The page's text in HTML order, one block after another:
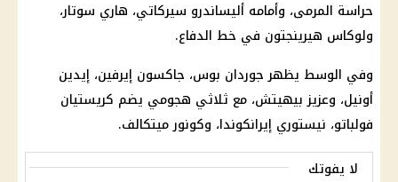
حراسة المرمى، وأمامه أليساندرو سيركاتي، هاري سوتار،
ولوكاس هيرينجتون في خط الدفاع.
وفي الوسط يظهر جوردان بوس، جاكسون إيرفين، إيدين
أونيل، وعزيز بيهيتش، مع ثلاثي هجومي يضم كريستيان
فولباتو، نيستوري إيرانكوندا، وكونور ميتكالف.
لا يفوتك